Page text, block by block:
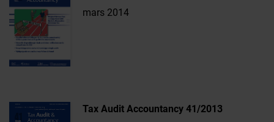
mars 2014
Tax Audit Accountancy 41/2013